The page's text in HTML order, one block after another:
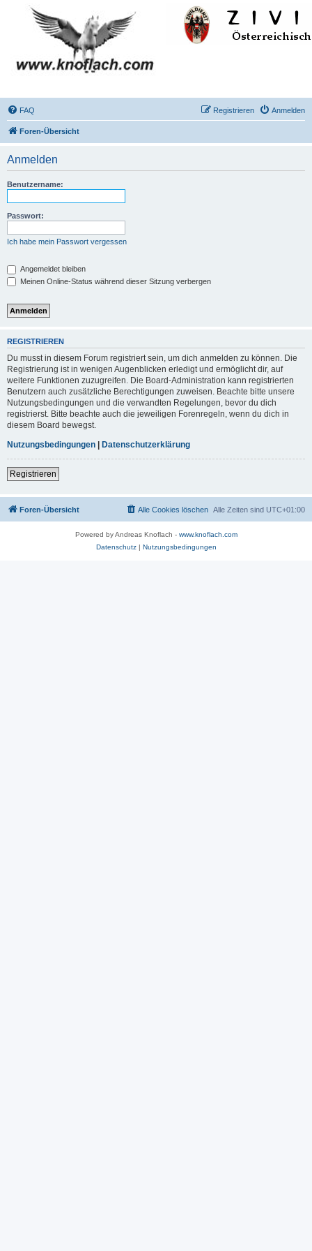
FAQ Anmelden
Registrieren
Foren-Übersicht
Anmelden
Benutzername:
Passwort:
Ich habe mein Passwort vergessen
Angemeldet bleiben
Meinen Online-Status während dieser Sitzung verbergen
REGISTRIEREN
Du musst in diesem Forum registriert sein, um dich anmelden zu können. Die
Registrierung ist in wenigen Augenblicken erledigt und ermöglicht dir, auf
weitere Funktionen zuzugreifen. Die Board-Administration kann registrierten
Benutzern auch zusätzliche Berechtigungen zuweisen. Beachte bitte unsere
Nutzungsbedingungen und die verwandten Regelungen, bevor du dich
registrierst. Bitte beachte auch die jeweiligen Forenregeln, wenn du dich in
diesem Board bewegst.
Nutzungsbedingungen | Datenschutzerklärung
Registrieren
Foren-Übersicht Alle Zeiten sind UTC+01:00
Alle Cookies löschen
Powered by Andreas Knoflach - www.knoflach.com
Datenschutz| Nutzungsbedingungen